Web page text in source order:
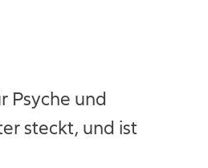
Psyche und
steckt, und ist